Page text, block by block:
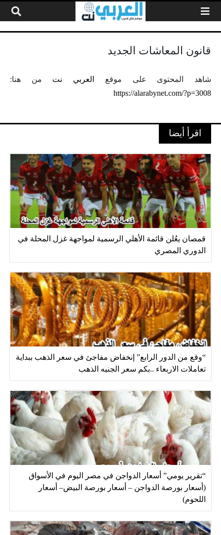
قانون المعاشات الجديد
شاهد المحتوى على موقع العربي نت من هنا:
https://alarabynet.com/?p=3008
اقرأ أيضا
قمصان يعُلن قائمة الأهلي الرسمية لمواجهة غزل المحلة في
الدوري المصري
“وقع من الدور الرابع” إنخفاض مفاجئ في سعر الذهب ببداية
تعاملات الاربعاء ..بكم سعر الجنيه الذهب
“تقرير يومي” أسعار الدواجن في مصر اليوم في الأسواق
(أسعار بورصة الدواجن – أسعار بورصة البيض– أسعار
اللحوم)